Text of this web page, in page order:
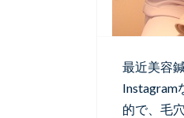
最近美容
Instagram
的で、毛